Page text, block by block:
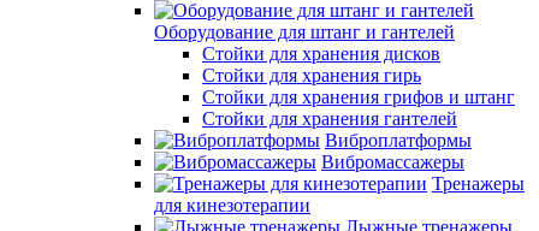
Оборудование для штанг и гантелей
Стойки для хранения дисков
Стойки для хранения гирь
Стойки для хранения грифов и штанг
Стойки для хранения гантелей
Виброплатформы
Вибромассажеры
Тренажеры
для кинезотерапии
Лыжные тренажеры